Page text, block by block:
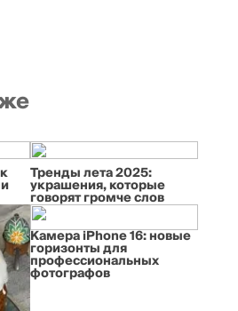
Тренды лета 2025:
украшения, которые
говорят громче слов
Камера iPhone 16: новые
горизонты для
профессиональных
фотографов